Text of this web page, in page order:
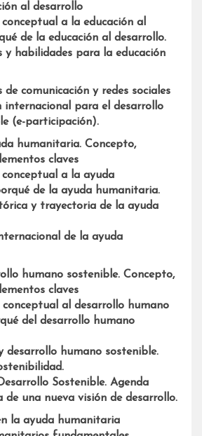
al desarrollo
a la educación al
de la educación al desarrollo.
y habilidades para la educación
de comunicación y redes sociales
internacional para el desarrollo
(e-participación).
humanitaria. Concepto,
claves
conceptual a la ayuda
de la ayuda humanitaria.
y trayectoria de la ayuda
de la ayuda
humano sostenible. Concepto,
claves
conceptual al desarrollo humano
del desarrollo humano
desarrollo humano sostenible.
Sostenible. Agenda
de una nueva visión de desarrollo.
la ayuda humanitaria